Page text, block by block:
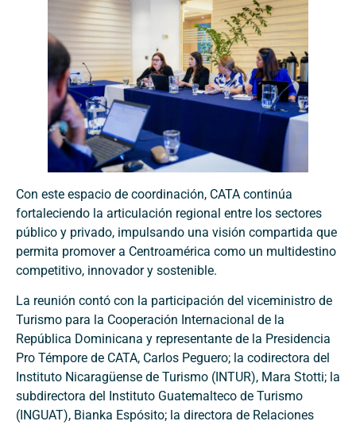
Con este espacio de coordinación, CATA continúa
fortaleciendo la articulación regional entre los sectores
público y privado, impulsando una visión compartida que
permita promover a Centroamérica como un multidestino
competitivo, innovador y sostenible.
La reunión contó con la participación del viceministro de
Turismo para la Cooperación Internacional de la
República Dominicana y representante de la Presidencia
Pro Témpore de CATA, Carlos Peguero; la codirectora del
Instituto Nicaragüense de Turismo (INTUR), Mara Stotti; la
subdirectora del Instituto Guatemalteco de Turismo
(INGUAT), Bianka Espósito; la directora de Relaciones